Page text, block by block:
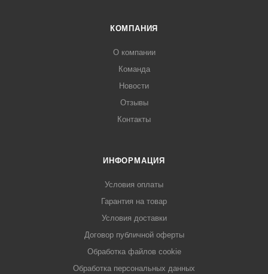
КОМПАНИЯ
О компании
Команда
Новости
Отзывы
Контакты
ИНФОРМАЦИЯ
Условия оплаты
Гарантия на товар
Условия доставки
Договор публичной оферты
Обработка файлов cookie
Обработка персональных данных